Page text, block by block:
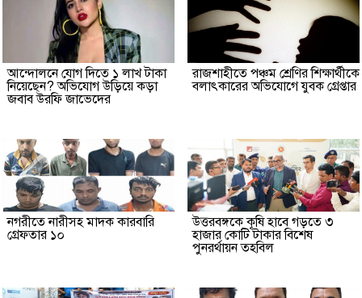
আন্দোলনে যোগ দিতে ১ লাখ টাকা
নিয়েছেন? অভিযোগ উড়িয়ে কড়া
জবাব উরফি জাভেদের
রাজশাহীতে পঞ্চম শ্রেণির শিক্ষার্থীকে
বলাৎকারের অভিযোগে যুবক গ্রেপ্তার
নগরীতে নারীসহ মাদক কারবারি
গ্রেফতার ১০
উত্তরবঙ্গকে কৃষি হাবে গড়তে ৩
হাজার কোটি টাকার বিশেষ
পুনরর্থায়ন তহবিল